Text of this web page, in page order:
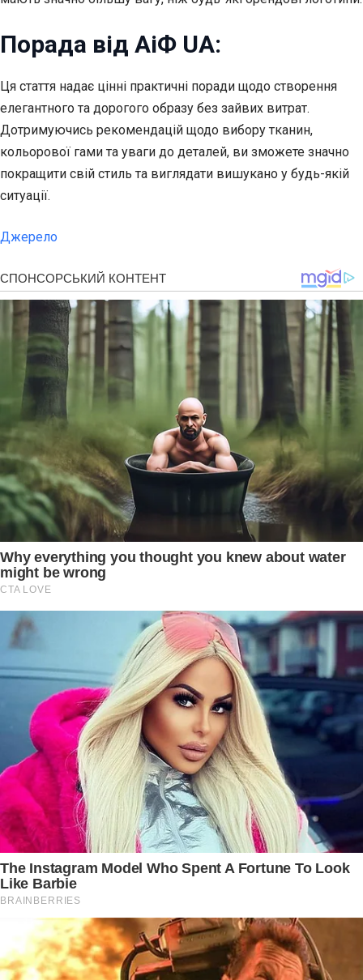
Порада від АіФ UA:
Ця стаття надає цінні практичні поради щодо створення
елегантного та дорогого образу без зайвих витрат.
Дотримуючись рекомендацій щодо вибору тканин,
кольорової гами та уваги до деталей, ви зможете значно
покращити свій стиль та виглядати вишукано у будь-якій
ситуації.
Джерело